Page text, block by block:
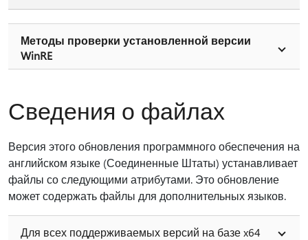
Методы проверки установленной версии
WinRE
Сведения о файлах
Версия этого обновления программного обеспечения на
английском языке (Соединенные Штаты) устанавливает
файлы со следующими атрибутами. Это обновление
может содержать файлы для дополнительных языков.
Для всех поддерживаемых версий на базе x64